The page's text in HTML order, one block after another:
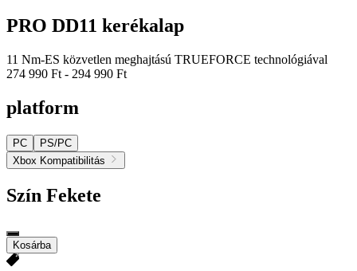
PRO DD11 kerékalap
11 Nm-ES közvetlen meghajtású TRUEFORCE technológiával
274 990 Ft - 294 990 Ft
platform
PC
PS/PC
Xbox Kompatibilitás
Szín Fekete
Kosárba